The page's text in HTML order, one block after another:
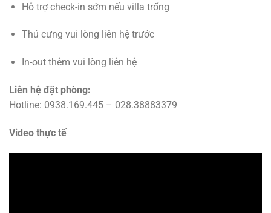
Hỗ trợ check-in sớm nếu villa trống
Thú cưng vui lòng liên hệ trước
In-out thêm vui lòng liên hệ
Liên hệ đặt phòng:
Hotline: 0938.169.445 – 028.38883379
Video thực tế